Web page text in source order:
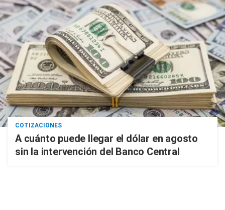
COTIZACIONES
A cuánto puede llegar el dólar en agosto
sin la intervención del Banco Central